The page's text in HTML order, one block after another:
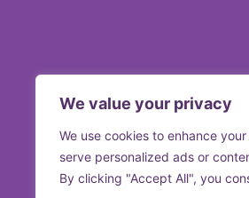
We value your privacy
We use cookies to enhance
serve personalized ads or
By clicking "Accept All", you